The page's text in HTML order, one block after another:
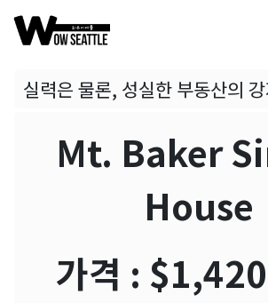
실력은 물론, 성실한 부동산의
Mt. Baker
House
가격 :